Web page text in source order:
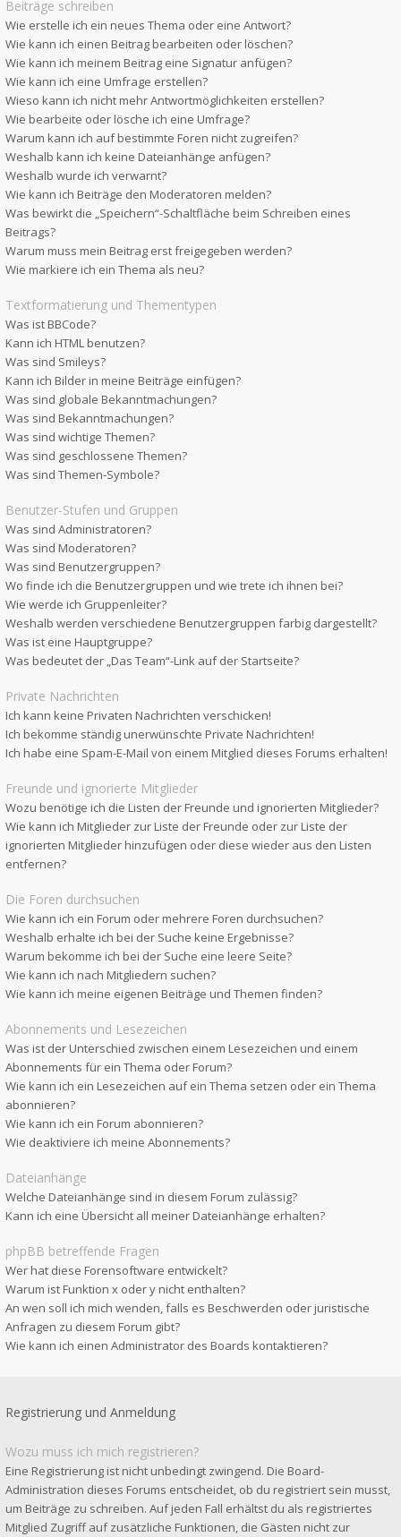
Beiträge schreiben
Wie erstelle ich ein neues Thema oder eine Antwort?
Wie kann ich einen Beitrag bearbeiten oder löschen?
Wie kann ich meinem Beitrag eine Signatur anfügen?
Wie kann ich eine Umfrage erstellen?
Wieso kann ich nicht mehr Antwortmöglichkeiten erstellen?
Wie bearbeite oder lösche ich eine Umfrage?
Warum kann ich auf bestimmte Foren nicht zugreifen?
Weshalb kann ich keine Dateianhänge anfügen?
Weshalb wurde ich verwarnt?
Wie kann ich Beiträge den Moderatoren melden?
Was bewirkt die „Speichern“-Schaltfläche beim Schreiben eines
Beitrags?
Warum muss mein Beitrag erst freigegeben werden?
Wie markiere ich ein Thema als neu?
Textformatierung und Thementypen
Was ist BBCode?
Kann ich HTML benutzen?
Was sind Smileys?
Kann ich Bilder in meine Beiträge einfügen?
Was sind globale Bekanntmachungen?
Was sind Bekanntmachungen?
Was sind wichtige Themen?
Was sind geschlossene Themen?
Was sind Themen-Symbole?
Benutzer-Stufen und Gruppen
Was sind Administratoren?
Was sind Moderatoren?
Was sind Benutzergruppen?
Wo finde ich die Benutzergruppen und wie trete ich ihnen bei?
Wie werde ich Gruppenleiter?
Weshalb werden verschiedene Benutzergruppen farbig dargestellt?
Was ist eine Hauptgruppe?
Was bedeutet der „Das Team“-Link auf der Startseite?
Private Nachrichten
Ich kann keine Privaten Nachrichten verschicken!
Ich bekomme ständig unerwünschte Private Nachrichten!
Ich habe eine Spam-E-Mail von einem Mitglied dieses Forums erhalten!
Freunde und ignorierte Mitglieder
Wozu benötige ich die Listen der Freunde und ignorierten Mitglieder?
Wie kann ich Mitglieder zur Liste der Freunde oder zur Liste der
ignorierten Mitglieder hinzufügen oder diese wieder aus den Listen
entfernen?
Die Foren durchsuchen
Wie kann ich ein Forum oder mehrere Foren durchsuchen?
Weshalb erhalte ich bei der Suche keine Ergebnisse?
Warum bekomme ich bei der Suche eine leere Seite?
Wie kann ich nach Mitgliedern suchen?
Wie kann ich meine eigenen Beiträge und Themen finden?
Abonnements und Lesezeichen
Was ist der Unterschied zwischen einem Lesezeichen und einem
Abonnements für ein Thema oder Forum?
Wie kann ich ein Lesezeichen auf ein Thema setzen oder ein Thema
abonnieren?
Wie kann ich ein Forum abonnieren?
Wie deaktiviere ich meine Abonnements?
Dateianhänge
Welche Dateianhänge sind in diesem Forum zulässig?
Kann ich eine Übersicht all meiner Dateianhänge erhalten?
phpBB betreffende Fragen
Wer hat diese Forensoftware entwickelt?
Warum ist Funktion x oder y nicht enthalten?
An wen soll ich mich wenden, falls es Beschwerden oder juristische
Anfragen zu diesem Forum gibt?
Wie kann ich einen Administrator des Boards kontaktieren?
Registrierung und Anmeldung
Wozu muss ich mich registrieren?
Eine Registrierung ist nicht unbedingt zwingend. Die Board-
Administration dieses Forums entscheidet, ob du registriert sein musst,
um Beiträge zu schreiben. Auf jeden Fall erhältst du als registriertes
Mitglied Zugriff auf zusätzliche Funktionen, die Gästen nicht zur